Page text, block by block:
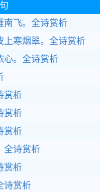
南飞。全诗赏析
上寒烟翠。全诗赏析
心。全诗赏析
赏析
赏析
赏析
全诗赏析
赏析
诗赏析